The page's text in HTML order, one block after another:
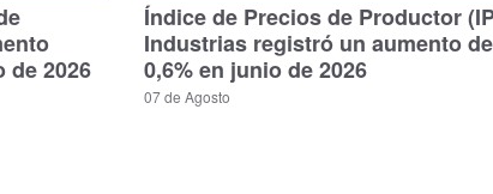
de 2026
Índice de Precios de Productor
Industrias registró un aumento de
0,6% en junio de 2026
07 de Agosto